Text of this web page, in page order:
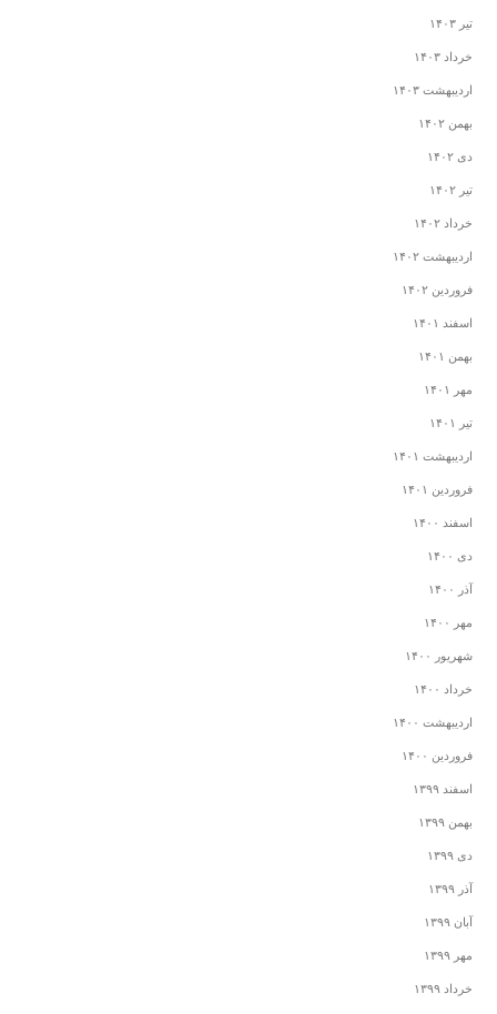
تیر ۱۴۰۳
خرداد ۱۴۰۳
اردیبهشت ۱۴۰۳
بهمن ۱۴۰۲
دی ۱۴۰۲
تیر ۱۴۰۲
خرداد ۱۴۰۲
اردیبهشت ۱۴۰۲
فروردین ۱۴۰۲
اسفند ۱۴۰۱
بهمن ۱۴۰۱
مهر ۱۴۰۱
تیر ۱۴۰۱
اردیبهشت ۱۴۰۱
فروردین ۱۴۰۱
اسفند ۱۴۰۰
دی ۱۴۰۰
آذر ۱۴۰۰
مهر ۱۴۰۰
شهریور ۱۴۰۰
خرداد ۱۴۰۰
اردیبهشت ۱۴۰۰
فروردین ۱۴۰۰
اسفند ۱۳۹۹
بهمن ۱۳۹۹
دی ۱۳۹۹
آذر ۱۳۹۹
آبان ۱۳۹۹
مهر ۱۳۹۹
خرداد ۱۳۹۹